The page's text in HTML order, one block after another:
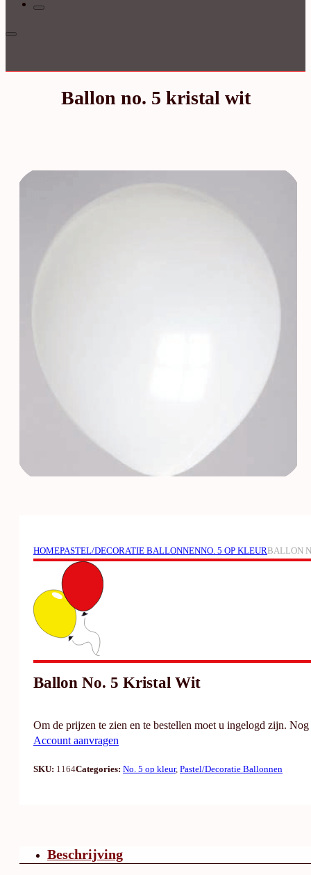
Ballon no. 5 kristal wit
HOMEPASTEL/DECORATIE BALLONNENNO. 5 OP KLEURBALLON
Ballon No. 5 Kristal Wit
Om de prijzen te zien en te bestellen moet u ingelogd zijn. Nog
Account aanvragen
SKU: 1164Categories: No. 5 op kleur, Pastel/Decoratie Ballonnen
Beschrijving